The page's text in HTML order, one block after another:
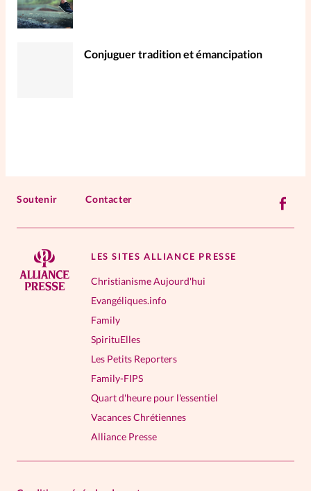
Conjuguer tradition et émancipation
Soutenir Contacter
LES SITES ALLIANCE PRESSE
Christianisme Aujourd'hui
Evangéliques.info
Family
SpirituElles
Les Petits Reporters
Family-FIPS
Quart d'heure pour l'essentiel
Vacances Chrétiennes
Alliance Presse